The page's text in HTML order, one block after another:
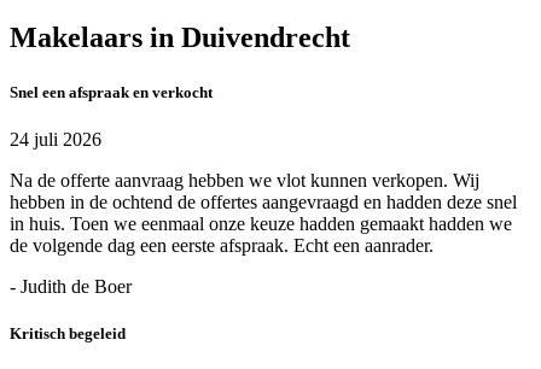
Makelaars in Duivendrecht
Snel een afspraak en verkocht
24 juli 2026
Na de offerte aanvraag hebben we vlot kunnen verkopen. Wij
hebben in de ochtend de offertes aangevraagd en hadden deze snel
in huis. Toen we eenmaal onze keuze hadden gemaakt hadden we
de volgende dag een eerste afspraak. Echt een aanrader.
- Judith de Boer
Kritisch begeleid